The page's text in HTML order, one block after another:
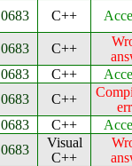
0683 C++
0683 C++
0683 C++
0683 C++
0683 C++
0683
Visual
C++